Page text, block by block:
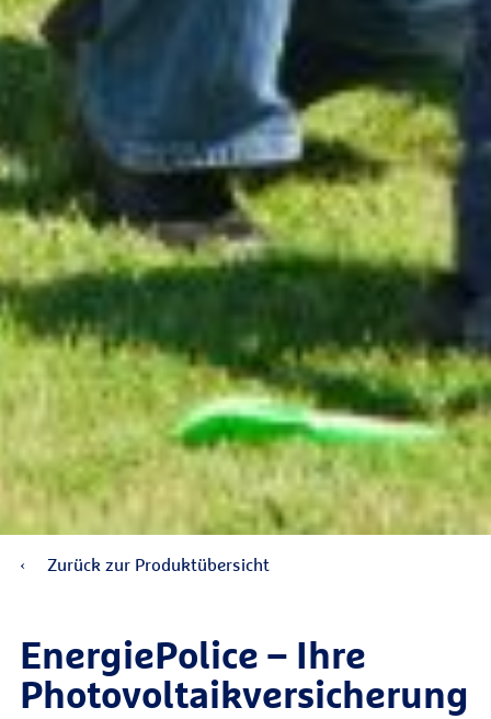
Zurück zur Produktübersicht
EnergiePolice – Ihre
Photovoltaikversicherung